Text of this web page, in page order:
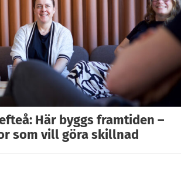
Här byggs framtiden –
som vill göra skillnad